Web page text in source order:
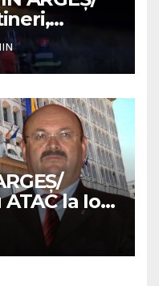
la
stare
la Ion
Județean